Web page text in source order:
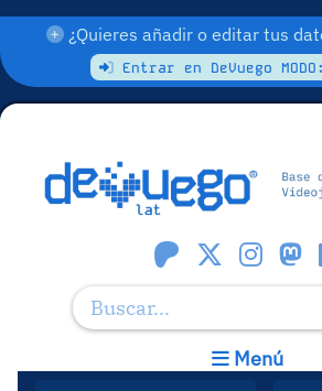
¿Quieres añadir o editar tus
Entrar en DeVuego
Menú